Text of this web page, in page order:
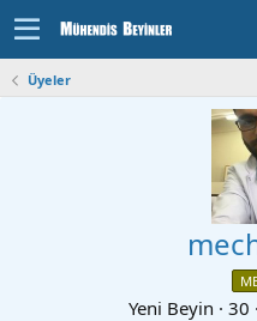
Üyeler
Yeni Beyin · 30 ·